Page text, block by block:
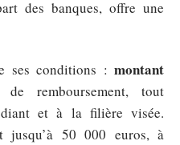
des banques, offre une
ses conditions : montant
remboursement, tout
et à la filière visée.
jusqu’à 50 000 euros, à